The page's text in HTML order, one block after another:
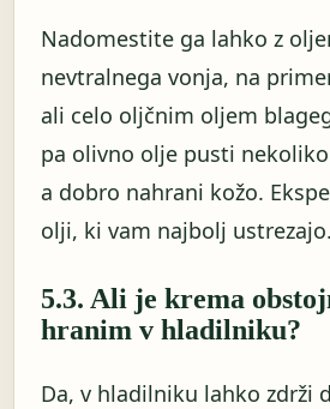
Nadomestite ga lahko z
nevtralnega vonja, na
ali celo oljčnim oljem
pa olivno olje pusti
a dobro nahrani kožo.
olji, ki vam najbolj ustrezajo.
5.3. Ali je krema
hranim v hladilniku?
Da, v hladilniku lahko zdrži